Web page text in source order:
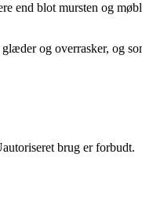
end blot mursten og
og overrasker, og
brug er forbudt.